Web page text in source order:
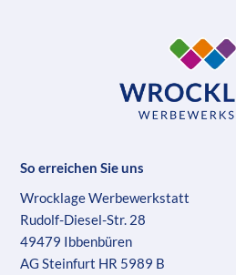
So erreichen Sie uns
Wrocklage Werbewerkstatt
Rudolf-Diesel-Str. 28
49479 Ibbenbüren
AG Steinfurt HR 5989 B